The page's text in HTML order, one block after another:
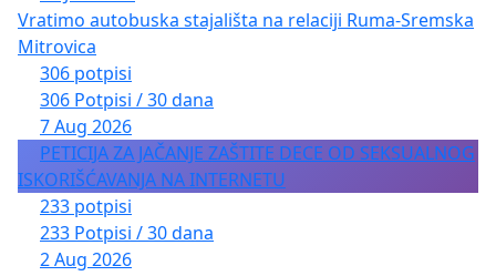
Vratimo autobuska stajališta na relaciji Ruma-Sremska
Mitrovica
306 potpisi
306 Potpisi / 30 dana
7 Aug 2026
PETICIJA ZA JAČANJE ZAŠTITE DECE OD SEKSUALNOG
ISKORIŠĆAVANJA NA INTERNETU
233 potpisi
233 Potpisi / 30 dana
2 Aug 2026